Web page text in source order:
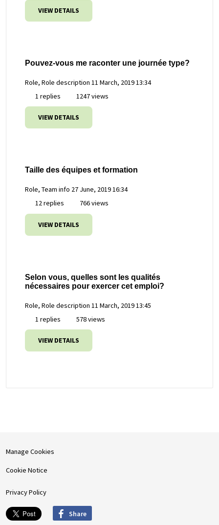
VIEW DETAILS
Pouvez-vous me raconter une journée type?
Role, Role description 11 March, 2019 13:34
1 replies
1247 views
VIEW DETAILS
Taille des équipes et formation
Role, Team info 27 June, 2019 16:34
12 replies
766 views
VIEW DETAILS
Selon vous, quelles sont les qualités
nécessaires pour exercer cet emploi?
Role, Role description 11 March, 2019 13:45
1 replies
578 views
VIEW DETAILS
Manage Cookies
Cookie Notice
Privacy Policy
Share